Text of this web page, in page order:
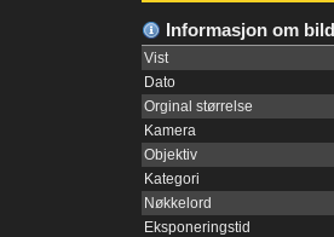
Informasjon om
Vist
Dato
Orginal størrelse
Kamera
Objektiv
Kategori
Nøkkelord
Eksponeringstid